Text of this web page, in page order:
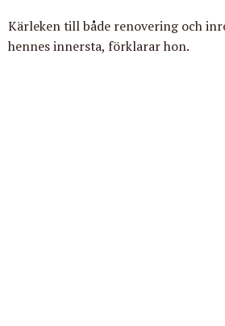
Kärleken till både renovering och
hennes innersta, förklarar hon.